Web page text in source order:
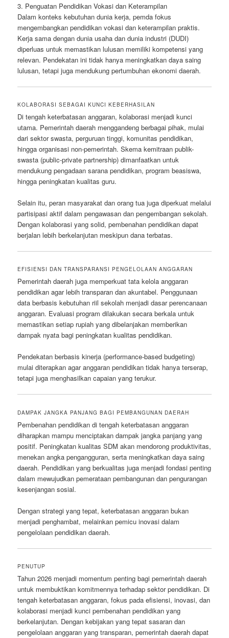
3. Penguatan Pendidikan Vokasi dan Keterampilan
Dalam konteks kebutuhan dunia kerja, pemda fokus
mengembangkan pendidikan vokasi dan keterampilan praktis.
Kerja sama dengan dunia usaha dan dunia industri (DUDI)
diperluas untuk memastikan lulusan memiliki kompetensi yang
relevan. Pendekatan ini tidak hanya meningkatkan daya saing
lulusan, tetapi juga mendukung pertumbuhan ekonomi daerah.
KOLABORASI SEBAGAI KUNCI KEBERHASILAN
Di tengah keterbatasan anggaran, kolaborasi menjadi kunci
utama. Pemerintah daerah menggandeng berbagai pihak, mulai
dari sektor swasta, perguruan tinggi, komunitas pendidikan,
hingga organisasi non-pemerintah. Skema kemitraan publik-
swasta (public-private partnership) dimanfaatkan untuk
mendukung pengadaan sarana pendidikan, program beasiswa,
hingga peningkatan kualitas guru.
Selain itu, peran masyarakat dan orang tua juga diperkuat melalui
partisipasi aktif dalam pengawasan dan pengembangan sekolah.
Dengan kolaborasi yang solid, pembenahan pendidikan dapat
berjalan lebih berkelanjutan meskipun dana terbatas.
EFISIENSI DAN TRANSPARANSI PENGELOLAAN ANGGARAN
Pemerintah daerah juga memperkuat tata kelola anggaran
pendidikan agar lebih transparan dan akuntabel. Penggunaan
data berbasis kebutuhan riil sekolah menjadi dasar perencanaan
anggaran. Evaluasi program dilakukan secara berkala untuk
memastikan setiap rupiah yang dibelanjakan memberikan
dampak nyata bagi peningkatan kualitas pendidikan.
Pendekatan berbasis kinerja (performance-based budgeting)
mulai diterapkan agar anggaran pendidikan tidak hanya terserap,
tetapi juga menghasilkan capaian yang terukur.
DAMPAK JANGKA PANJANG BAGI PEMBANGUNAN DAERAH
Pembenahan pendidikan di tengah keterbatasan anggaran
diharapkan mampu menciptakan dampak jangka panjang yang
positif. Peningkatan kualitas SDM akan mendorong produktivitas,
menekan angka pengangguran, serta meningkatkan daya saing
daerah. Pendidikan yang berkualitas juga menjadi fondasi penting
dalam mewujudkan pemerataan pembangunan dan pengurangan
kesenjangan sosial.
Dengan strategi yang tepat, keterbatasan anggaran bukan
menjadi penghambat, melainkan pemicu inovasi dalam
pengelolaan pendidikan daerah.
PENUTUP
Tahun 2026 menjadi momentum penting bagi pemerintah daerah
untuk membuktikan komitmennya terhadap sektor pendidikan. Di
tengah keterbatasan anggaran, fokus pada efisiensi, inovasi, dan
kolaborasi menjadi kunci pembenahan pendidikan yang
berkelanjutan. Dengan kebijakan yang tepat sasaran dan
pengelolaan anggaran yang transparan, pemerintah daerah dapat